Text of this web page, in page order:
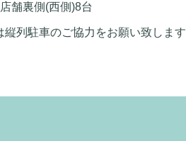
舗裏側(西側)8台
縦列駐車のご協力をお願い致します